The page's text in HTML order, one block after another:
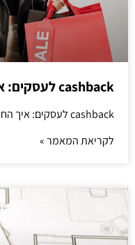
cashback לעסקים: איך החזר קטן יוצר יתרון גדול
cashback לעסקים: איך החזר קטן יוצר יתרון גדול
לקריאת המאמר »